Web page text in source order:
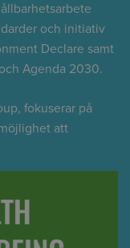
och initiativ
Declare samt
Agenda 2030.
fokuserar på
att